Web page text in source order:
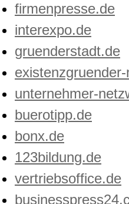
firmenpresse.de
interexpo.de
gruenderstadt.de
unternehmer-
buerotipp.de
bonx.de
123bildung.de
vertriebsoffice.de